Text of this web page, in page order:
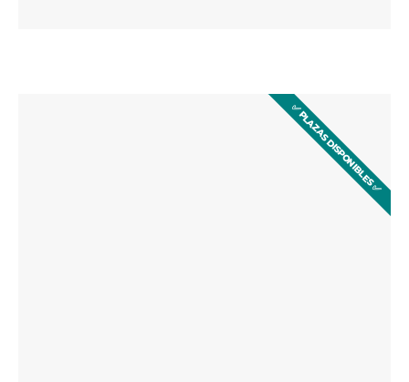
✅ PLAZAS DISPONIBLES ✅